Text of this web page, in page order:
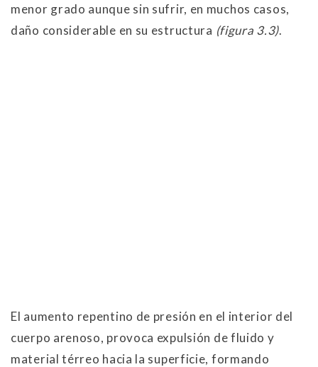
menor grado aunque sin sufrir, en muchos casos,
daño considerable en su estructura (figura 3.3).
El aumento repentino de presión en el interior del
cuerpo arenoso, provoca expulsión de fluido y
material térreo hacia la superficie, formando